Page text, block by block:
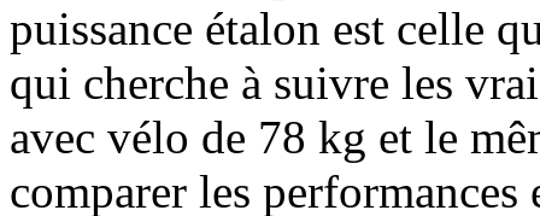
puissance étalon est celle
qui cherche à suivre les
avec vélo de 78 kg et le
comparer les performances